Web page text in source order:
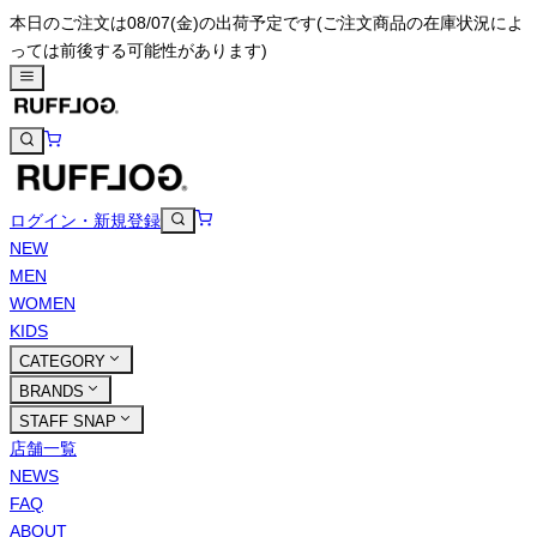
本日のご注文は08/07(金)の出荷予定です(ご注文商品の在庫状況によ
っては前後する可能性があります)
ログイン・新規登録
NEW
MEN
WOMEN
KIDS
CATEGORY
BRANDS
STAFF SNAP
店舗一覧
NEWS
FAQ
ABOUT